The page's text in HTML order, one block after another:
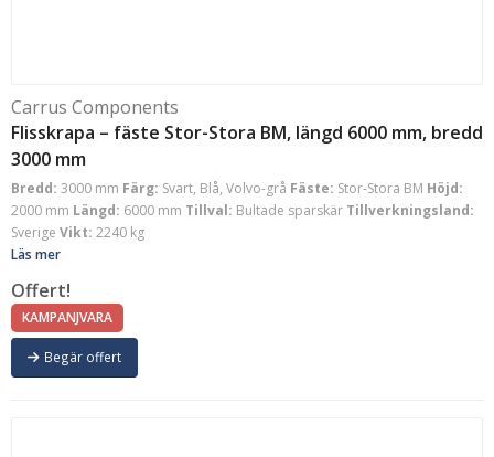
Carrus Components
Flisskrapa – fäste Stor-Stora BM, längd 6000 mm, bredd
3000 mm
Bredd: 3000 mm Färg: Svart, Blå, Volvo-grå Fäste: Stor-Stora BM Höjd:
2000 mm Längd: 6000 mm Tillval: Bultade sparskär Tillverkningsland:
Sverige Vikt: 2240 kg
Läs mer
Offert!
KAMPANJVARA
Begär offert